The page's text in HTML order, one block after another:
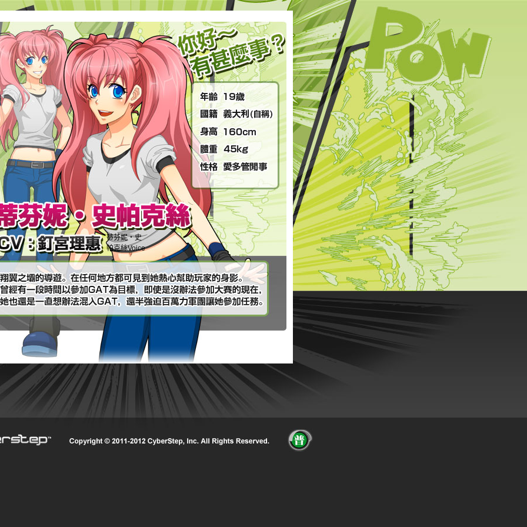
蒂芬妮・史
帕克絲Voice